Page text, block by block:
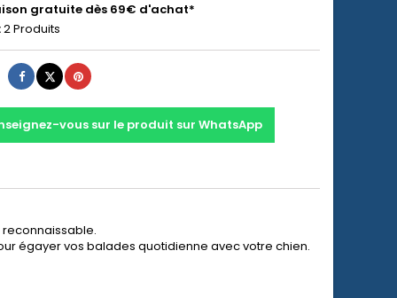
gratuite dès 69€ d'achat*
2 Produits
Partager
TweetPinterest
vous sur le produit sur WhatsApp
égayer vos balades quotidienne avec votre chien.